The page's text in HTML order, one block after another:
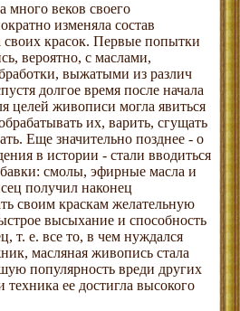
много веков своего
изменяла состав
своих красок. Первые попытки
вероятно, с маслами,
выжатыми из различ
долгое время после начала
целей живописи могла явиться
их, варить, сгущать
Еще значительно позднее - о
в истории - стали вводиться
смолы, эфирные масла и
получил наконец
своим краскам желательную
высыхание и способность
т. е. все то, в чем нуждался
масляная живопись стала
популярность вреди других
ее достигла высокого